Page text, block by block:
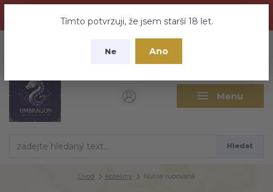
nebuďte vyděšeni zde najdete vše a ještě mnohem víc
Tímto potvrzuji, že jsem starší 18 let.
Ne Ano
Menu
CZK
Hledat
Úvod Kožešiny Nutrie rupovaná